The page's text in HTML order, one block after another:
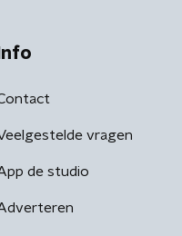
Info
vragen
de studio